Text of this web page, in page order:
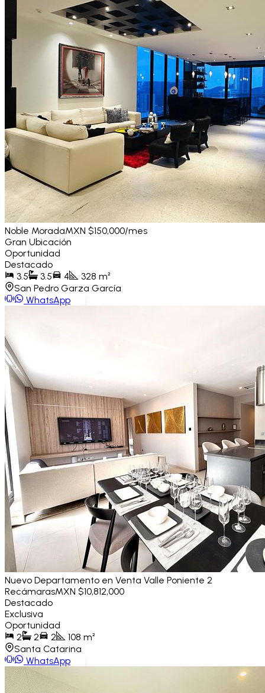
Noble MoradaMXN $150,000/mes
Gran Ubicación
Oportunidad
Destacado
3.5
3.5 4 328 m²
San Pedro Garza García
WhatsApp
Nuevo Departamento en Venta Valle Poniente 2
RecámarasMXN $10,812,000
Destacado
Exclusiva
Oportunidad
2
2 2 108 m²
Santa Catarina
WhatsApp